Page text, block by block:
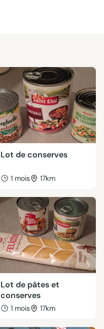
Lot de conserves
1 mois 17km
Lot de pâtes et
conserves
1 mois 17km